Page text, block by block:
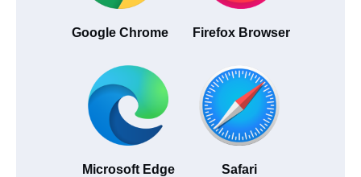
Google Chrome Firefox Browser
Microsoft Edge Safari